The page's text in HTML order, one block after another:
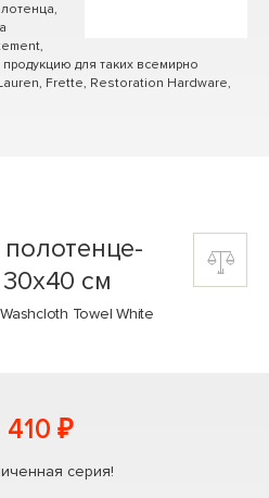
для таких всемирно
Frette, Restoration Hardware,
см
Towel White
410 ₽
серия!